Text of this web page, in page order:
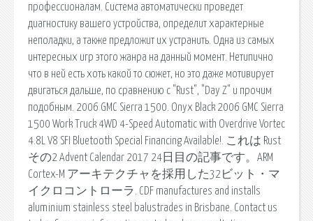
профессионалам. Система автоматически проведет
диагностику вашего устройства, определит характерные
неполадки, а также предложит их устранить. Одна из самых
интересных игр этого жанра на данный момент. Нетипично
что в ней есть хоть какой то сюжет, но это даже мотивирует
двигаться дальше, по сравнению с "Rust", "Day Z" и прочим
подобным. 2006 GMC Sierra 1500. Onyx Black 2006 GMC Sierra
1500 Work Truck 4WD 4-Speed Automatic with Overdrive Vortec
4.8L V8 SFI Bluetooth Special Financing Available!. これは Rust
その2 Advent Calendar 2017 24日目の記事です。ARM
Cortex-M アーキテクチャを採用した32ビット・マ
イクロコントローラ. CDF manufactures and installs
aluminium stainless steel balustrades in Brisbane. Contact us